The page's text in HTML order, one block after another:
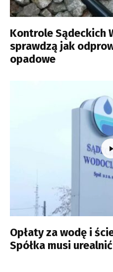
Kontrole Sądeckich
sprawdzą jak
opadowe
Opłaty za wodę i
Spółka musi